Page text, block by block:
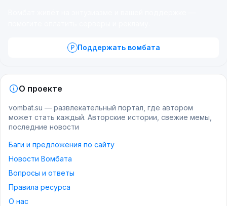
Поддержать вомбата
О проекте
vombat.su — развлекательный портал, где автором
может стать каждый. Авторские истории, свежие мемы,
последние новости
Баги и предложения по сайту
Новости Вомбата
Вопросы и ответы
Правила ресурса
О нас